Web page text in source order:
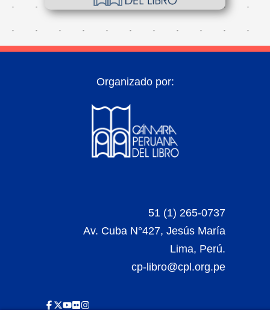
Organizado por:
51 (1) 265-0737
Av. Cuba N°427, Jesús María
Lima, Perú.
cp-libro@cpl.org.pe